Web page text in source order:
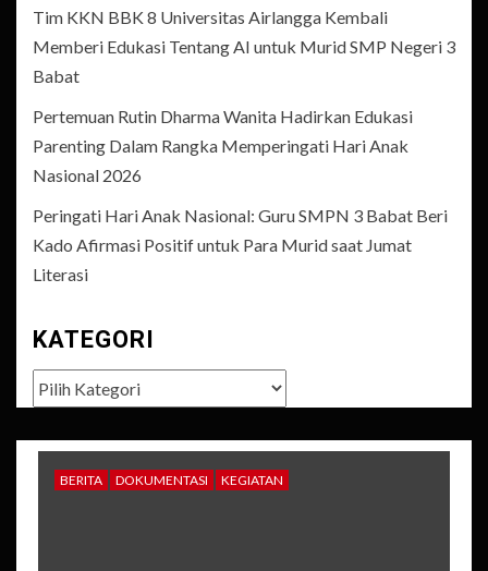
Tim KKN BBK 8 Universitas Airlangga Kembali
Memberi Edukasi Tentang AI untuk Murid SMP Negeri 3
Babat
Pertemuan Rutin Dharma Wanita Hadirkan Edukasi
Parenting Dalam Rangka Memperingati Hari Anak
Nasional 2026
Peringati Hari Anak Nasional: Guru SMPN 3 Babat Beri
Kado Afirmasi Positif untuk Para Murid saat Jumat
Literasi
KATEGORI
Kategori
BERITA DOKUMENTASI KEGIATAN